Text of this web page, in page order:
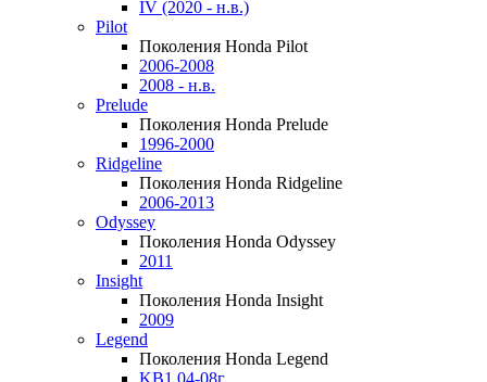
IV (2020 - н.в.)
Pilot
Поколения Honda Pilot
2006-2008
2008 - н.в.
Prelude
Поколения Honda Prelude
1996-2000
Ridgeline
Поколения Honda Ridgeline
2006-2013
Odyssey
Поколения Honda Odyssey
2011
Insight
Поколения Honda Insight
2009
Legend
Поколения Honda Legend
KB1 04-08г